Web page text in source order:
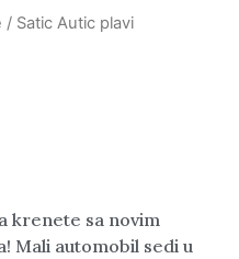
/ Satic Autic plavi
krenete sa novim
Mali automobil sedi u